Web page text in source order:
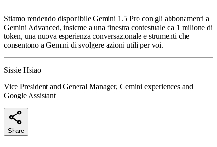
Stiamo rendendo disponibile Gemini 1.5 Pro con gli abbonamenti a
Gemini Advanced, insieme a una finestra contestuale da 1 milione di
token, una nuova esperienza conversazionale e strumenti che
consentono a Gemini di svolgere azioni utili per voi.
Sissie Hsiao
Vice President and General Manager, Gemini experiences and
Google Assistant
Share